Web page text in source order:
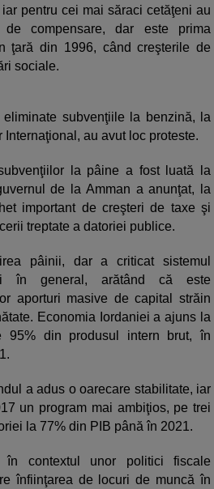
pentru cei mai săraci cetăţeni au
de compensare, dar este prima
ţară din 1996, când creşterile de
sociale.
subvenţiile la benzină, la
au avut loc proteste.
la pâine a fost luată la
de la Amman a anunţat, la
important de creşteri de taxe şi
treptate a datoriei publice.
pâinii, dar a criticat sistemul
în general, arătând că este
aporturi masive de capital străin
Economia Iordaniei a ajuns la
95% din produsul intern brut, în
a adus o oarecare stabilitate, iar
un program mai ambiţios, pe trei
la 77% din PIB până în 2021.
în contextul unor politici fiscale
înfiinţarea de locuri de muncă în